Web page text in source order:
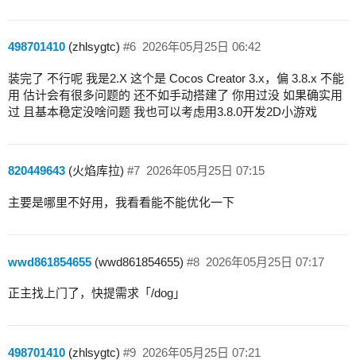
498701410 (zhlsygtc) 2026年05月25日 06:42
#6
装完了 不行呢 我是2.X 这个是 Cocos Creator 3.x，偏 3.8.x 不能
用 估计会有很多问题的 还不如手动搭建了 你用过没 如果确实用
过 且基本稳定没啥问题 我也可以考虑用3.8.0开发2D小游戏
820449643 (火焰库拉) 2026年05月25日 07:15
#7
主要是哪里不好用，我看看能不能优化一下
wwd861854655 (wwd861854655) 2026年05月25日 07:17
#8
正主找上门了，快提需求「/dog」
498701410 (zhlsygtc) 2026年05月25日 07:21
#9